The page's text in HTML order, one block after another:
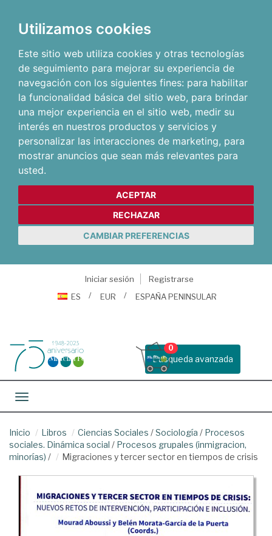
Utilizamos cookies
Este sitio web utiliza cookies y otras tecnologías
de seguimiento para mejorar su experiencia de
navegación con los siguientes fines: para habilitar
la funcionalidad básica del sitio web, para brindar
una mejor experiencia en el sitio web, medir su
interés en nuestros productos y servicios y
personalizar las interacciones de marketing, para
mostrar anuncios que sean más relevantes para
usted.
ACEPTAR
RECHAZAR
CAMBIAR PREFERENCIAS
Iniciar sesión
Registrarse
ES
EUR ESPAÑA PENINSULAR
Busqueda avanzada
0
Toggle navigation
Inicio Libros Ciencias Sociales /Sociología / Procesos
sociales. Dinámica social / Procesos grupales (inmigracion,
minorías) / Migraciones y tercer sector en tiempos de crisis